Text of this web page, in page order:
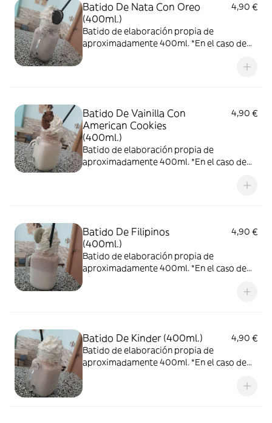
Batido De Nata Con Oreo
(400ml.)
4,90 €
Batido de elaboración propia de
aproximadamente 400ml. *En el caso de
que la nata llegue en las condiciones que
Batido De Vainilla Con
American Cookies
(400ml.)
4,90 €
Batido de elaboración propia de
aproximadamente 400ml. *En el caso de
que la nata llegue en las condiciones que
Batido De Filipinos
(400ml.)
4,90 €
Batido de elaboración propia de
aproximadamente 400ml. *En el caso de
que la nata llegue en las condiciones que
Batido De Kinder (400ml.)
4,90 €
Batido de elaboración propia de
aproximadamente 400ml. *En el caso de
que la nata llegue en las condiciones que